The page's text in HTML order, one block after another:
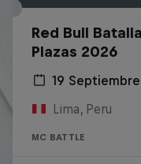
Red Bull
Plazas 2026
19
Lima, Peru
MC BATTLE